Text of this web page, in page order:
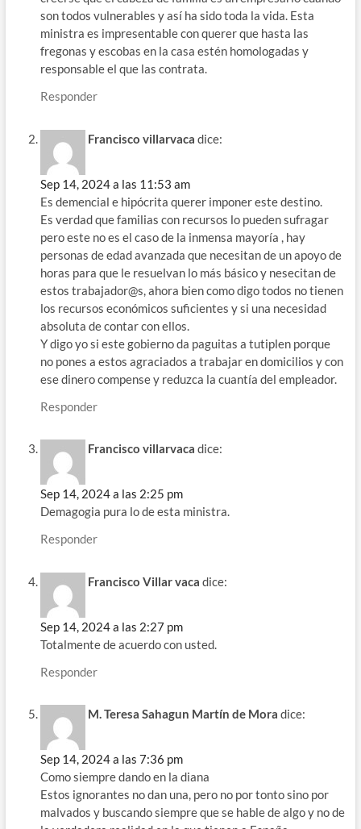
son todos vulnerables y así ha sido toda la vida. Esta
ministra es impresentable con querer que hasta las
fregonas y escobas en la casa estén homologadas y
responsable el que las contrata.
Responder
Francisco villarvaca dice:
Sep 14, 2024 a las 11:53 am
Es demencial e hipócrita querer imponer este destino.
Es verdad que familias con recursos lo pueden sufragar
pero este no es el caso de la inmensa mayoría , hay
personas de edad avanzada que necesitan de un apoyo de
horas para que le resuelvan lo más básico y nesecitan de
estos trabajador@s, ahora bien como digo todos no tienen
los recursos económicos suficientes y si una necesidad
absoluta de contar con ellos.
Y digo yo si este gobierno da paguitas a tutiplen porque
no pones a estos agraciados a trabajar en domicilios y con
ese dinero compense y reduzca la cuantía del empleador.
Responder
Francisco villarvaca dice:
Sep 14, 2024 a las 2:25 pm
Demagogia pura lo de esta ministra.
Responder
Francisco Villar vaca dice:
Sep 14, 2024 a las 2:27 pm
Totalmente de acuerdo con usted.
Responder
M. Teresa Sahagun Martín de Mora dice:
Sep 14, 2024 a las 7:36 pm
Como siempre dando en la diana
Estos ignorantes no dan una, pero no por tonto sino por
malvados y buscando siempre que se hable de algo y no de